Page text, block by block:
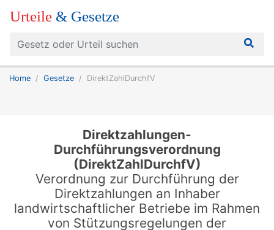
Urteile & Gesetze
Home Gesetze DirektZahlDurchfV
Direktzahlungen-
Durchführungsverordnung
(DirektZahlDurchfV)
Verordnung zur Durchführung der
Direktzahlungen an Inhaber
landwirtschaftlicher Betriebe im Rahmen
von Stützungsregelungen der